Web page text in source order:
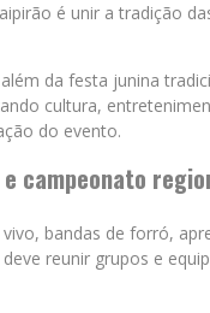
é unir a tradição
da festa junina
cultura,
do evento.
campeonato
bandas de forró,
reunir grupos e